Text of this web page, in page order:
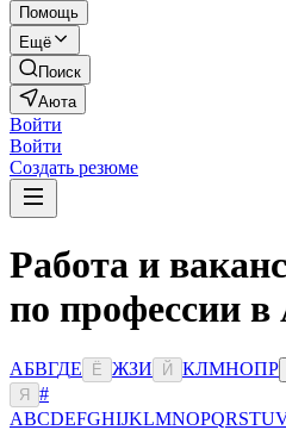
Помощь
Ещё
Поиск
Аюта
Войти
Войти
Создать резюме
Работа и
по профессии
АБВГДЕ Ё ЖЗИ Й КЛМНОПР
Я
#
ABCDEFGHIJKLMNOPQRSTU